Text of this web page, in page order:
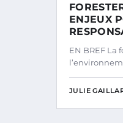
ENJEUX
EN BREF
JULIE